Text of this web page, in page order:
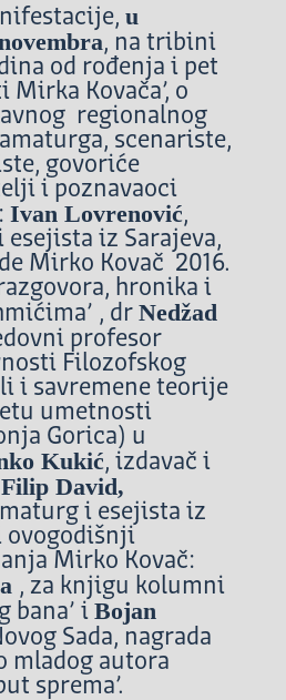
u
, na tribini
od rođenja i pet
Kovača’, o
regionalnog
scenariste,
govoriće
i poznavaoci
Ivan Lovrenović,
iz Sarajeva,
Mirko Kovač 2016.
hronika i
, dr Nedžad
profesor
Filozofskog
i savremene teorije
umetnosti
Gorica) u
Kukić, izdavač i
Filip David,
i esejista iz
ovogodišnji
Mirko Kovač:
, za knjigu kolumni
bana’ i Bojan
Sada, nagrada
mladog autora
sprema’.